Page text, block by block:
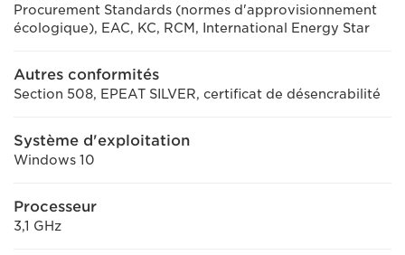
Procurement Standards (normes d'approvisionnement
écologique), EAC, KC, RCM, International Energy Star
Autres conformités
Section 508, EPEAT SILVER, certificat de désencrabilité
Système d'exploitation
Windows 10
Processeur
3,1 GHz